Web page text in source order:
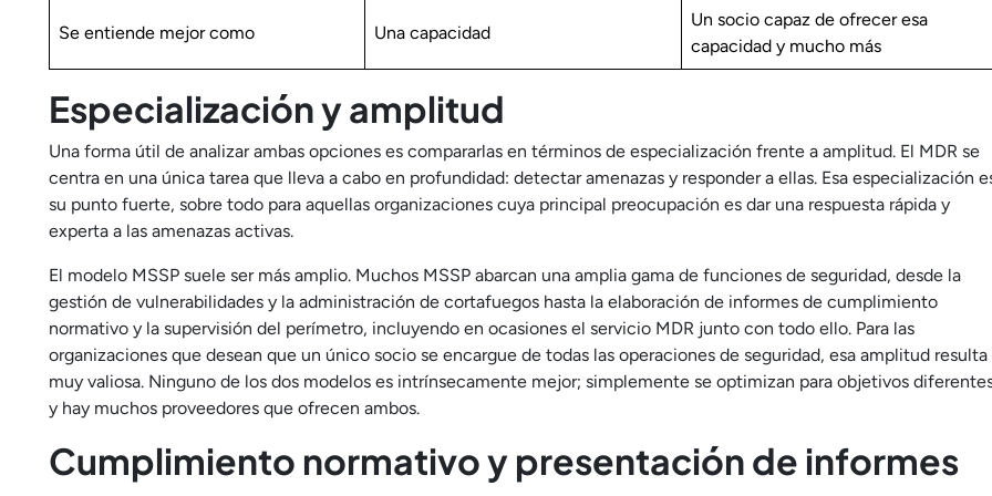
Se entiende mejor como Una capacidad
Un socio capaz de ofrecer esa
capacidad y mucho más
Especialización y amplitud
Una forma útil de analizar ambas opciones es compararlas en términos de especialización frente a amplitud. El MDR se
centra en una única tarea que lleva a cabo en profundidad: detectar amenazas y responder a ellas. Esa especialización
su punto fuerte, sobre todo para aquellas organizaciones cuya principal preocupación es dar una respuesta rápida y
experta a las amenazas activas.
El modelo MSSP suele ser más amplio. Muchos MSSP abarcan una amplia gama de funciones de seguridad, desde la
gestión de vulnerabilidades y la administración de cortafuegos hasta la elaboración de informes de cumplimiento
normativo y la supervisión del perímetro, incluyendo en ocasiones el servicio MDR junto con todo ello. Para las
organizaciones que desean que un único socio se encargue de todas las operaciones de seguridad, esa amplitud resulta
muy valiosa. Ninguno de los dos modelos es intrínsecamente mejor; simplemente se optimizan para objetivos
y hay muchos proveedores que ofrecen ambos.
Cumplimiento normativo y presentación de informes